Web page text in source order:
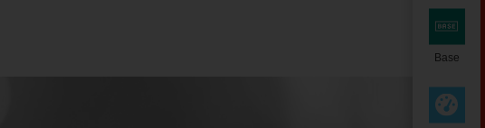
Base